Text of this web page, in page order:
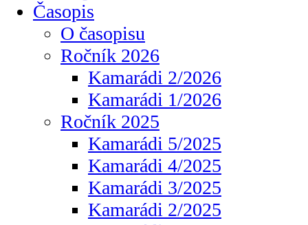
Časopis
O časopisu
Ročník 2026
Kamarádi 2/2026
Kamarádi 1/2026
Ročník 2025
Kamarádi 5/2025
Kamarádi 4/2025
Kamarádi 3/2025
Kamarádi 2/2025